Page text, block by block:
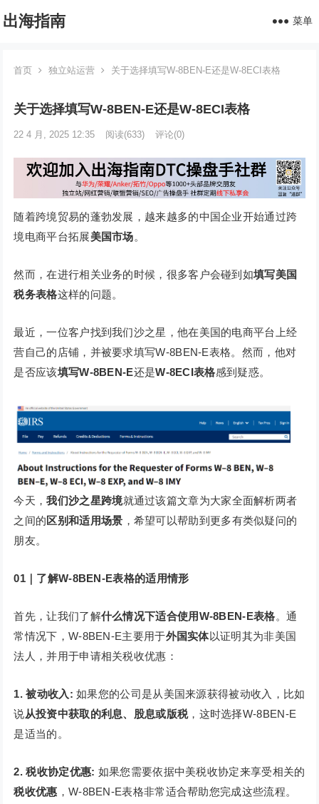
出海指南 菜单
首页 独立站运营 关于选择填写W-8BEN-E还是W-8ECI表格
关于选择填写W-8BEN-E还是W-8ECI表格
22 4 月, 2025 12:35 阅读(633) 评论(0)
随着跨境贸易的蓬勃发展，越来越多的中国企业开始通过跨
境电商平台拓展美国市场。
然而，在进行相关业务的时候，很多客户会碰到如填写美国
税务表格这样的问题。
最近，一位客户找到我们沙之星，他在美国的电商平台上经
营自己的店铺，并被要求填写W-8BEN-E表格。然而，他对
是否应该填写W-8BEN-E还是W-8ECI表格感到疑惑。
今天，我们沙之星跨境就通过该篇文章为大家全面解析两者
之间的区别和适用场景 ，希望可以帮助到更多有类似疑问的
朋友。
01｜了解W-8BEN-E表格的适用情形
首先，让我们了解什么情况下适合使用W-8BEN-E表格。通
常情况下，W-8BEN-E主要用于外国实体以证明其为非美国
法人，并用于申请相关税收优惠：
1. 被动收入:如果您的公司是从美国来源获得被动收入，比如
说从投资中获取的利息、股息或版税，这时选择W-8BEN-E
是适当的。
2. 税收协定优惠: 如果您需要依据中美税收协定来享受相关的
税收优惠 ，W-8BEN-E表格非常适合帮助您完成这些流程。